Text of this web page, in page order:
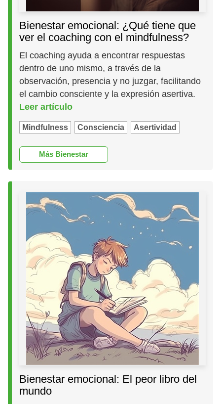
Bienestar emocional: ¿Qué tiene que
ver el coaching con el mindfulness?
El coaching ayuda a encontrar respuestas
dentro de uno mismo, a través de la
observación, presencia y no juzgar, facilitando
el cambio consciente y la expresión asertiva.
Leer artículo
Mindfulness Consciencia Asertividad
Más Bienestar
Bienestar emocional: El peor libro del
mundo